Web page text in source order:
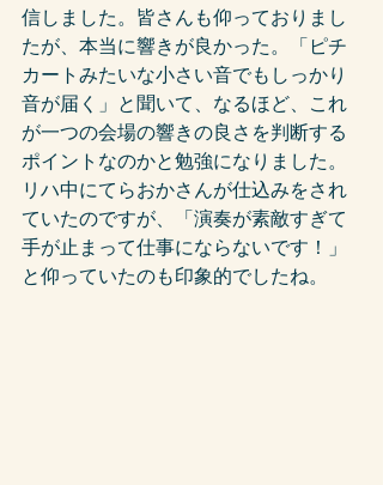
信しました。皆さんも仰っておりまし
たが、本当に響きが良かった。「ピチ
カートみたいな小さい音でもしっかり
音が届く」と聞いて、なるほど、これ
が一つの会場の響きの良さを判断する
ポイントなのかと勉強になりました。
リハ中にてらおかさんが仕込みをされ
ていたのですが、「演奏が素敵すぎて
手が止まって仕事にならないです！」
と仰っていたのも印象的でしたね。